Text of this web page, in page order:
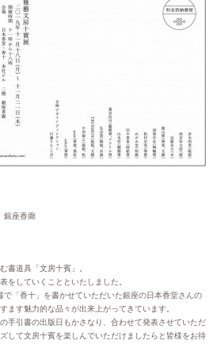
座香廊
書道具「文房十賓」。
をしていくことといたしました。
で「香十」を書かせていただいた銀座の日本香堂さんの
ます魅力的な品々が出来上がってきています。
手引書の出版日もかさなり、合わせて発表させていただ
して文房十賓を楽しんでいただけましたらと皆様をお待